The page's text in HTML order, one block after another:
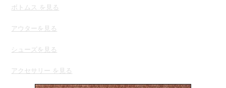
ボトムス を見る
アウターを見る
シューズを見る
アクセサリー を見る